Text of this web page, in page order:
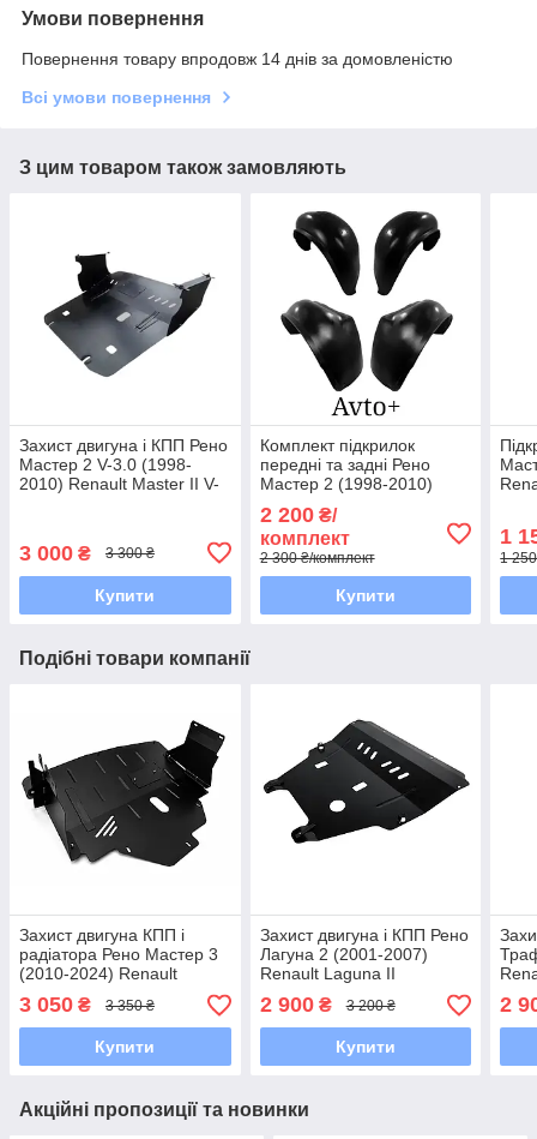
Умови повернення
Повернення товару впродовж 14 днів за домовленістю
Всі умови повернення
З цим товаром також замовляють
Захист двигуна і КПП Рено
Мастер 2 V-3.0 (1998-
2010) Renault Master II V-
3 000 ₴ 3 300 ₴
Купити
Комплект підкрилок
передні та задні Рено
Мастер 2 (1998-2010)
2 200₴/
комплект
2 300 ₴/комплект
Купити
1
1
Подібні товари компанії
Захист двигуна КПП і
радіатора Рено Мастер 3
(2010-2024) Renault
Master III
3 050 ₴ 3 350 ₴
Купити
Захист двигуна і КПП Рено
Лагуна 2 (2001-2007)
Renault Laguna II
2 900₴ 3 200 ₴
Купити
2
Акційні пропозиції та новинки